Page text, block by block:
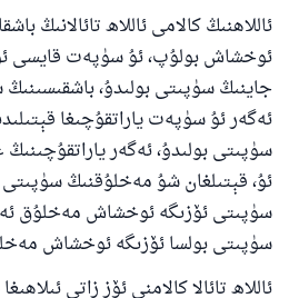
ئاللاھنىڭ كالامى ئاللاھ تائالانىڭ
ئوخشاش بولۇپ، ئۇ سۈپەت قايسى
جاينىڭ سۈپىتى بولىدۇ، باشقىسىنىڭ
ئەگەر ئۇ سۈپەت ياراتقۇچىغا
سۈپىتى بولىدۇ، ئەگەر ياراتقۇچىنىڭ
ئۇ، قېتىلغان شۇ مەخلۇقنىڭ سۈپىتى
سۈپىتى ئۆزىگە ئوخشاش مەخلۇق
سۈپىتى بولسا ئۆزىگە ئوخشاش
ئاللاھ تائالا كالامنى ئۆز زاتى